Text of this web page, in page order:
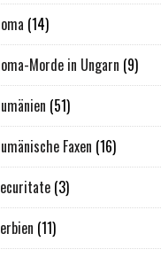
(14)
Morde in Ungarn (9)
(51)
Faxen (16)
(3)
(11)